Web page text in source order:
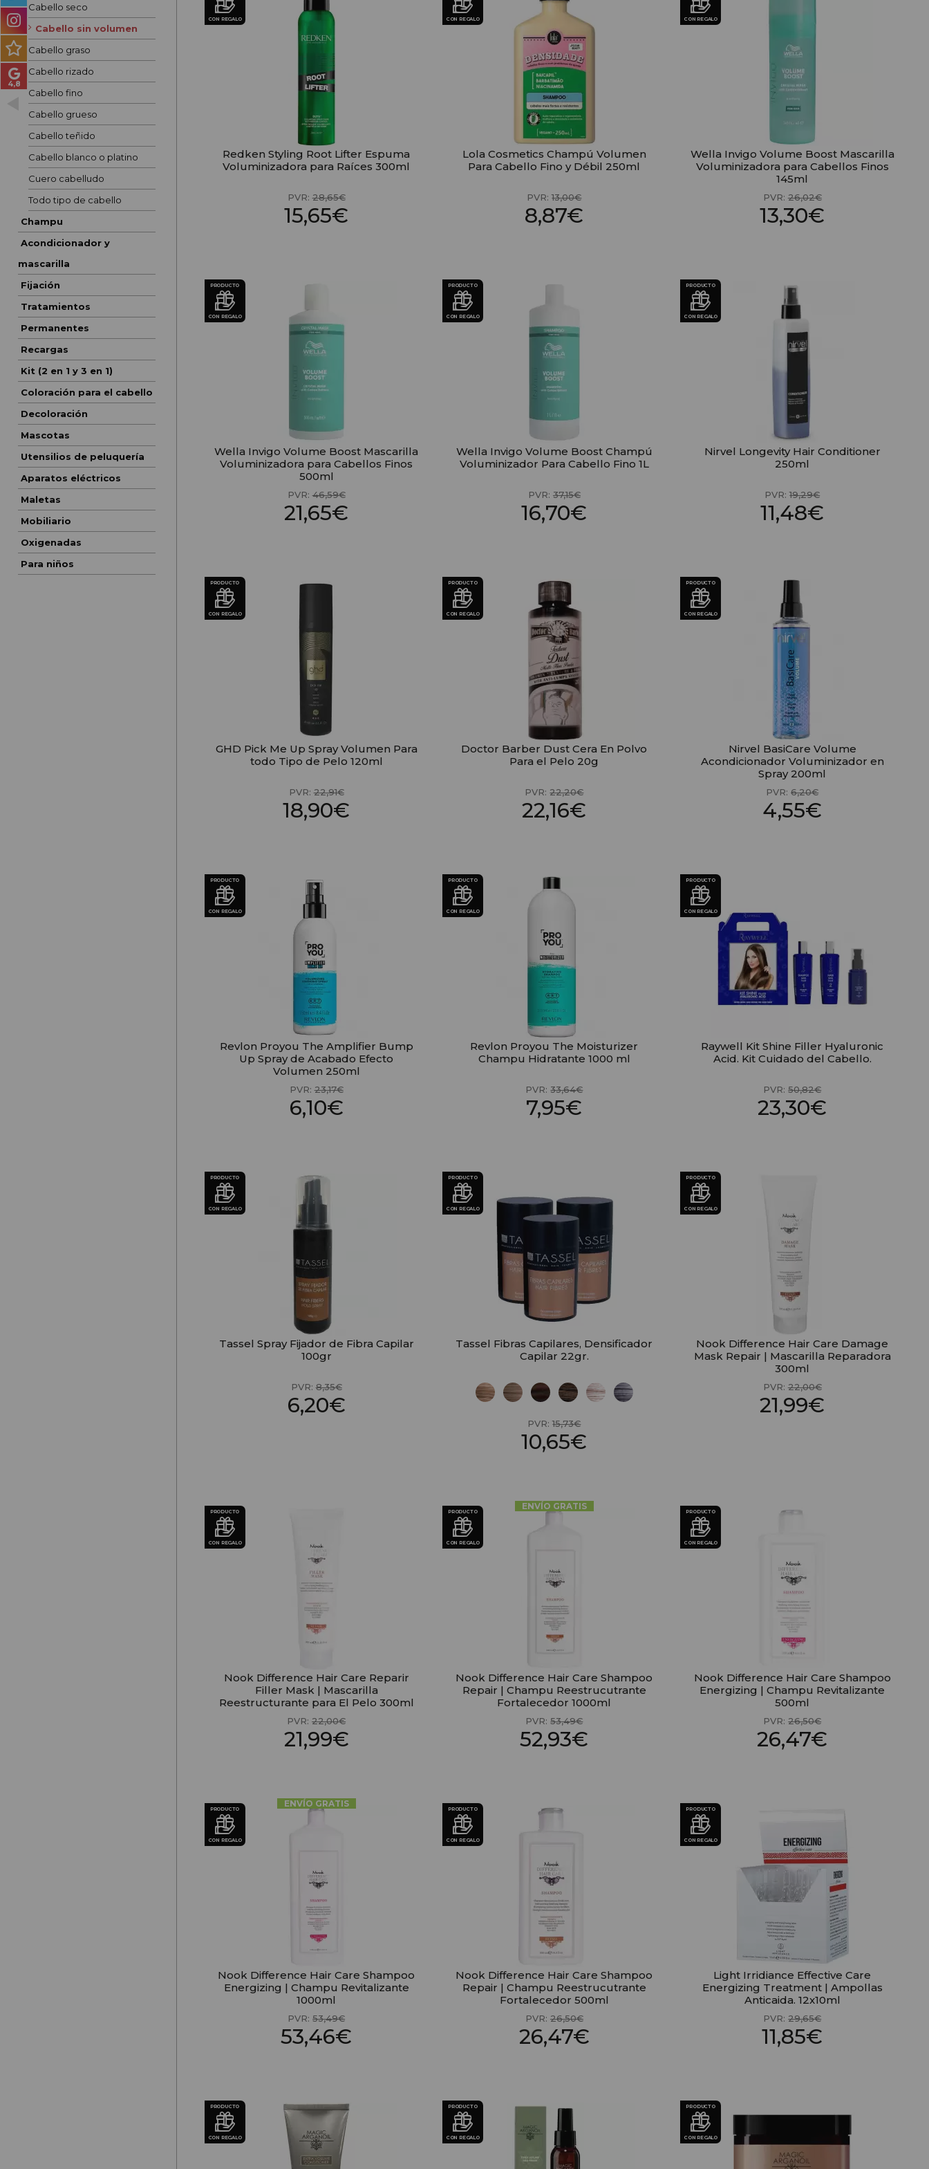
PRODUCTOS PARA
HOMBRES
MÉTODO CURLY
PACKS DE REGALO
OUTLET
BLOG
Cabello seco
Cabello sin volumen
Cabello graso
Cabello rizado
Cabello fino
Cabello grueso
Cabello teñido
Cabello blanco o platino
Cuero cabelludo
Todo tipo de cabello
Champu
Acondicionador y
mascarilla
Fijación
Tratamientos
Permanentes
Recargas
Kit (2 en 1 y 3 en 1)
Coloración para el cabello
Decoloración
Mascotas
Utensilios de peluquería
Aparatos eléctricos
Maletas
Mobiliario
Oxigenadas
Para niños
CON REGALO
Redken Styling Root Lifter Espuma
Voluminizadora para Raíces 300ml
PVR:28,65€
15,65€
CON REGALO
Lola Cosmetics Champú Volumen
Para Cabello Fino y Débil 250ml
PVR:13,00€
8,87€
CON REGALO
Wella Invigo Volume Boost Mascarilla
Voluminizadora para Cabellos Finos
145ml
PVR: 26,02€
13,30€
PRODUCTO
CON REGALO
Wella Invigo Volume Boost Mascarilla
Voluminizadora para Cabellos Finos
500ml
PVR:46,59€
21,65€
PRODUCTO
CON REGALO
Wella Invigo Volume Boost Champú
Voluminizador Para Cabello Fino 1L
PVR: 37,15€
16,70€
PRODUCTO
CON REGALO
Nirvel Longevity Hair Conditioner
250ml
PVR:19,29€
11,48€
PRODUCTO
CON REGALO
GHD Pick Me Up Spray Volumen Para
todo Tipo de Pelo 120ml
PVR:22,91€
18,90€
PRODUCTO
CON REGALO
Doctor Barber Dust Cera En Polvo
Para el Pelo 20g
PVR:22,20€
22,16€
PRODUCTO
CON REGALO
Nirvel BasiCare Volume
Acondicionador Voluminizador en
Spray 200ml
PVR:6,20€
4,55€
PRODUCTO
CON REGALO
Revlon Proyou The Amplifier Bump
Up Spray de Acabado Efecto
Volumen 250ml
PVR:23,17€
6,10€
PRODUCTO
CON REGALO
Revlon Proyou The Moisturizer
Champu Hidratante 1000 ml
PVR:33,64€
7,95€
PRODUCTO
CON REGALO
Raywell Kit Shine Filler Hyaluronic
Acid. Kit Cuidado del Cabello.
PVR:50,82€
23,30€
PRODUCTO
CON REGALO
Tassel Spray Fijador de Fibra Capilar
100gr
PVR:8,35€
6,20€
PRODUCTO
CON REGALO
Tassel Fibras Capilares, Densificador
Capilar 22gr.
PVR:15,73€
10,65€
PRODUCTO
CON REGALO
Nook Difference Hair Care Damage
Mask Repair | Mascarilla Reparadora
300ml
PVR: 22,00€
21,99€
PRODUCTO
CON REGALO
Nook Difference Hair Care Reparir
Filler Mask | Mascarilla
Reestructurante para El Pelo 300ml
PVR:22,00€
21,99€
PRODUCTO
CON REGALO
ENVÍO GRATIS
Nook Difference Hair Care Shampoo
Repair | Champu Reestrucutrante
Fortalecedor 1000ml
PVR:53,49€
52,93€
PRODUCTO
CON REGALO
Nook Difference Hair Care Shampoo
Energizing | Champu Revitalizante
500ml
PVR:26,50€
26,47€
PRODUCTO
CON REGALO
ENVÍO GRATIS
Nook Difference Hair Care Shampoo
Energizing | Champu Revitalizante
1000ml
PVR:53,49€
53,46€
PRODUCTO
CON REGALO
Nook Difference Hair Care Shampoo
Repair | Champu Reestrucutrante
Fortalecedor 500ml
PVR: 26,50€
26,47€
PRODUCTO
CON REGALO
Light Irridiance Effective Care
Energizing Treatment | Ampollas
Anticaida. 12x10ml
PVR:29,65€
11,85€
PRODUCTO
CON REGALO
PRODUCTO
CON REGALO
PRODUCTO
CON REGALO